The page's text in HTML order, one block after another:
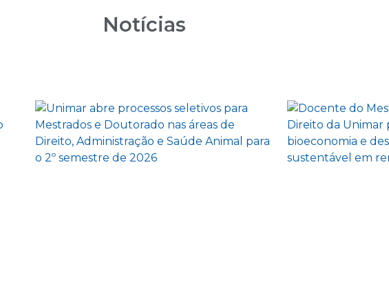
5 de novembro de 2026
14:00 | Encontro Aulas
Notícias